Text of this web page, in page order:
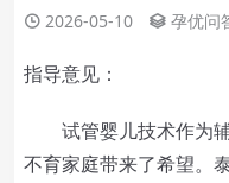
2026-05-10 孕优问
指导意见：
试管婴儿技术作为辅
不育家庭带来了希望。